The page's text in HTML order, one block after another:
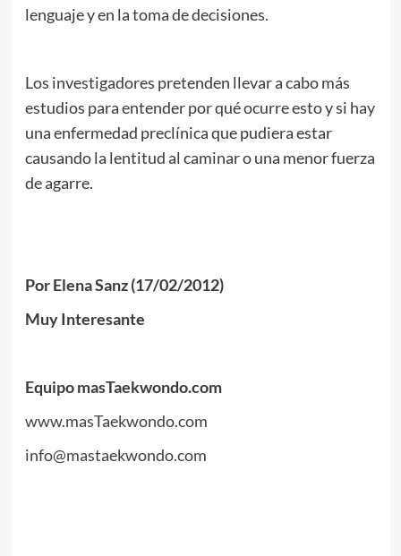
lenguaje y en la toma de decisiones.
Los investigadores pretenden llevar a cabo más
estudios para entender por qué ocurre esto y si hay
una enfermedad preclínica que pudiera estar
causando la lentitud al caminar o una menor fuerza
de agarre.
Por Elena Sanz (17/02/2012)
Muy Interesante
Equipo masTaekwondo.com
www.masTaekwondo.com
info@mastaekwondo.com